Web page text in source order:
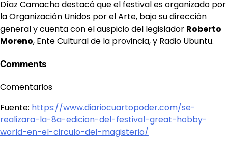
Díaz Camacho destacó que el festival es organizado por
la Organización Unidos por el Arte, bajo su dirección
general y cuenta con el auspicio del legislador Roberto
Moreno, Ente Cultural de la provincia, y Radio Ubuntu.
Comments
Comentarios
Fuente: https://www.diariocuartopoder.com/se-
realizara-la-8a-edicion-del-festival-great-hobby-
world-en-el-circulo-del-magisterio/